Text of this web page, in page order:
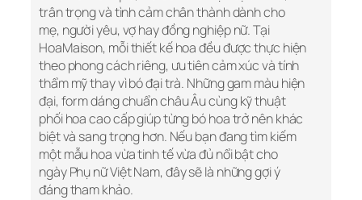
trân trọng và tình cảm chân thành dành cho
mẹ, người yêu, vợ hay đồng nghiệp nữ. Tại
HoaMaison, mỗi thiết kế hoa đều được thực hiện
theo phong cách riêng, ưu tiên cảm xúc và tính
thẩm mỹ thay vì bó đại trà. Những gam màu hiện
đại, form dáng chuẩn châu Âu cùng kỹ thuật
phối hoa cao cấp giúp từng bó hoa trở nên khác
biệt và sang trọng hơn. Nếu bạn đang tìm kiếm
một mẫu hoa vừa tinh tế vừa đủ nổi bật cho
ngày Phụ nữ Việt Nam, đây sẽ là những gợi ý
đáng tham khảo.